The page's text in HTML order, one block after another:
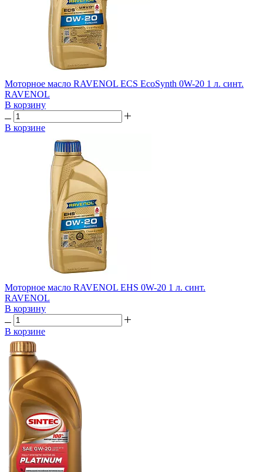
Моторное масло RAVENOL ECS EcoSynth 0W-20 1 л. синт.
RAVENOL
В корзину
В корзине
Моторное масло RAVENOL EHS 0W-20 1 л. синт.
RAVENOL
В корзину
В корзине